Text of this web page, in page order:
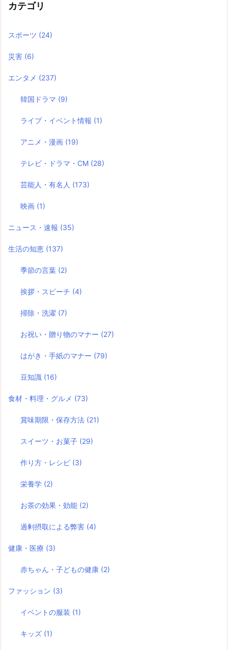
カテゴリ
スポーツ (24)
災害 (6)
エンタメ (237)
韓国ドラマ (9)
ライブ・イベント情報 (1)
アニメ・漫画 (19)
テレビ・ドラマ・CM (28)
芸能人・有名人 (173)
映画 (1)
ニュース・速報 (35)
生活の知恵 (137)
季節の言葉 (2)
挨拶・スピーチ (4)
掃除・洗濯 (7)
お祝い・贈り物のマナー (27)
はがき・手紙のマナー (79)
豆知識 (16)
食材・料理・グルメ (73)
賞味期限・保存方法 (21)
スイーツ・お菓子 (29)
作り方・レシピ (3)
栄養学 (2)
お茶の効果・効能 (2)
過剰摂取による弊害 (4)
健康・医療 (3)
赤ちゃん・子どもの健康 (2)
ファッション (3)
イベントの服装 (1)
キッズ (1)